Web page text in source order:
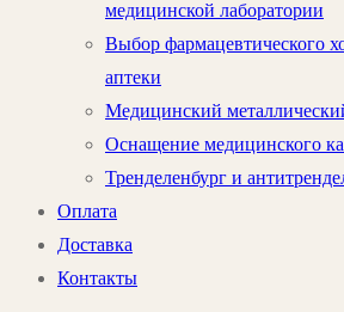
медицинской лаборатории
Выбор фармацевтического
аптеки
Медицинский
Оснащение медицинского
Тренделенбург и
Оплата
Доставка
Контакты